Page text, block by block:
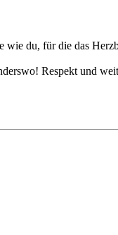
wie du, für die das
Respekt und